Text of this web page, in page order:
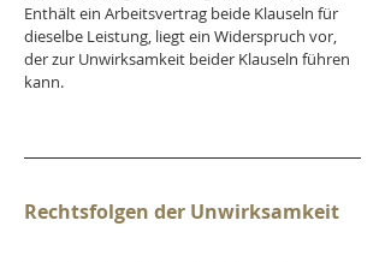
Enthält ein Arbeitsvertrag beide Klauseln für
dieselbe Leistung, liegt ein Widerspruch vor,
der zur Unwirksamkeit beider Klauseln führen
kann.
Rechtsfolgen der Unwirksamkeit